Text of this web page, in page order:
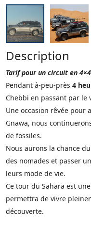
Description
Tarif pour un circuit en
Pendant à-peu-près 4
Chebbi en passant par le
Une occasion rêvée
Gnawa, nous
de fossiles.
Nous aurons la chance
des nomades et passer
leurs mode de vie.
Ce tour du Sahara est
permettra de vivre
découverte.